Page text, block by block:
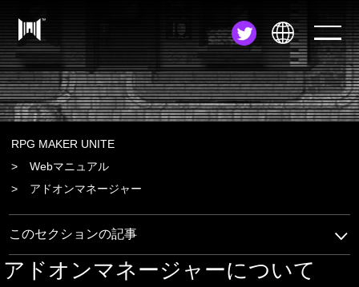
JA
EN
RPG MAKER UNITE
Webマニュアル
アドオンマネージャー
このセクションの記事
アドオンマネージャーについて